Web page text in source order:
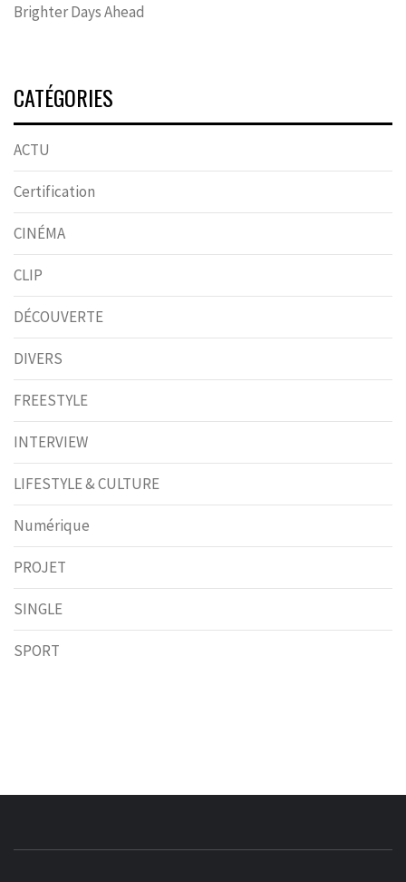
Brighter Days Ahead
CATÉGORIES
ACTU
Certification
CINÉMA
CLIP
DÉCOUVERTE
DIVERS
FREESTYLE
INTERVIEW
LIFESTYLE & CULTURE
Numérique
PROJET
SINGLE
SPORT